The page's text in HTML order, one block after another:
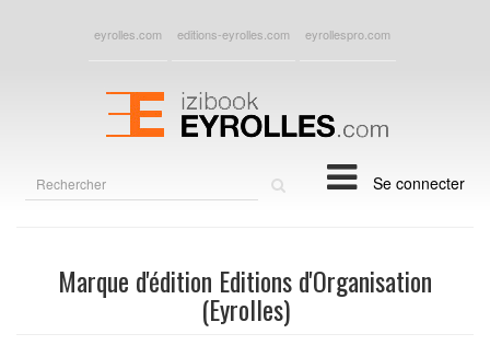
eyrolles.com editions-eyrolles.com eyrollespro.com
Se connecter
Marque d'édition Editions d'Organisation
(Eyrolles)